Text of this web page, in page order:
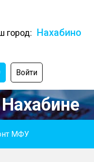
город: Нахабино
Войти
МФУ